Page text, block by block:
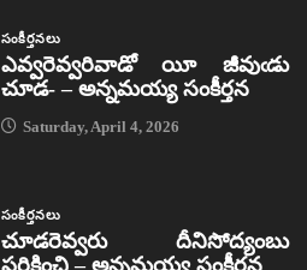
సంకీర్తనలు
ఎవ్వరెవ్వరివాడో యీ జీవుఁడు
చూడ- – అన్నమయ్య సంకీర్తన
Saturday, April 4, 2026
సంకీర్తనలు
చూడరెవ్వరు దీనిసోద్యంబు